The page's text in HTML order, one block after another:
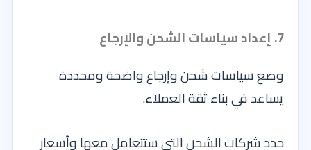
7. إعداد سياسات الشحن والإرجاع
وضع سياسات شحن وإرجاع واضحة ومحددة
يساعد في بناء ثقة العملاء.
حدد شركات الشحن التي ستتعامل معها وأسعار